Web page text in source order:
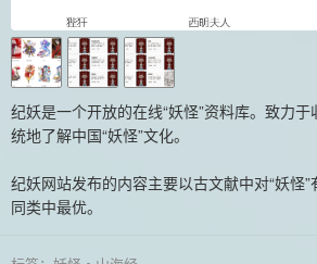
纪妖是一个开放的在线“妖怪”资料库。致力
统地了解中国“妖怪”文化。
纪妖网站发布的内容主要以古文献中对“妖怪
同类中最优。